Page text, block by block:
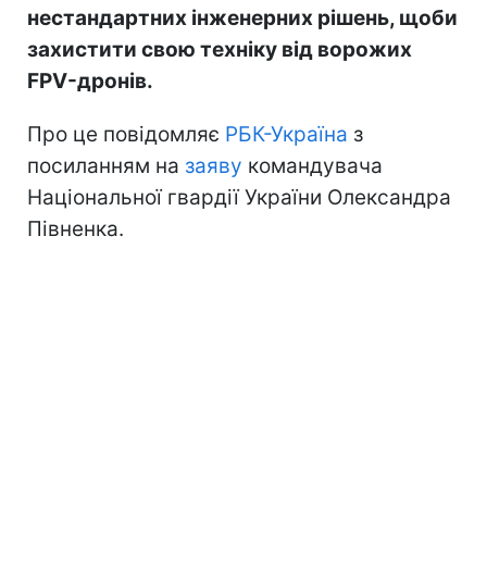
нестандартних інженерних рішень, щоби
захистити свою техніку від ворожих
FPV-дронів.
Про це повідомляє РБК-Україна з
посиланням на заяву командувача
Національної гвардії України Олександра
Півненка.